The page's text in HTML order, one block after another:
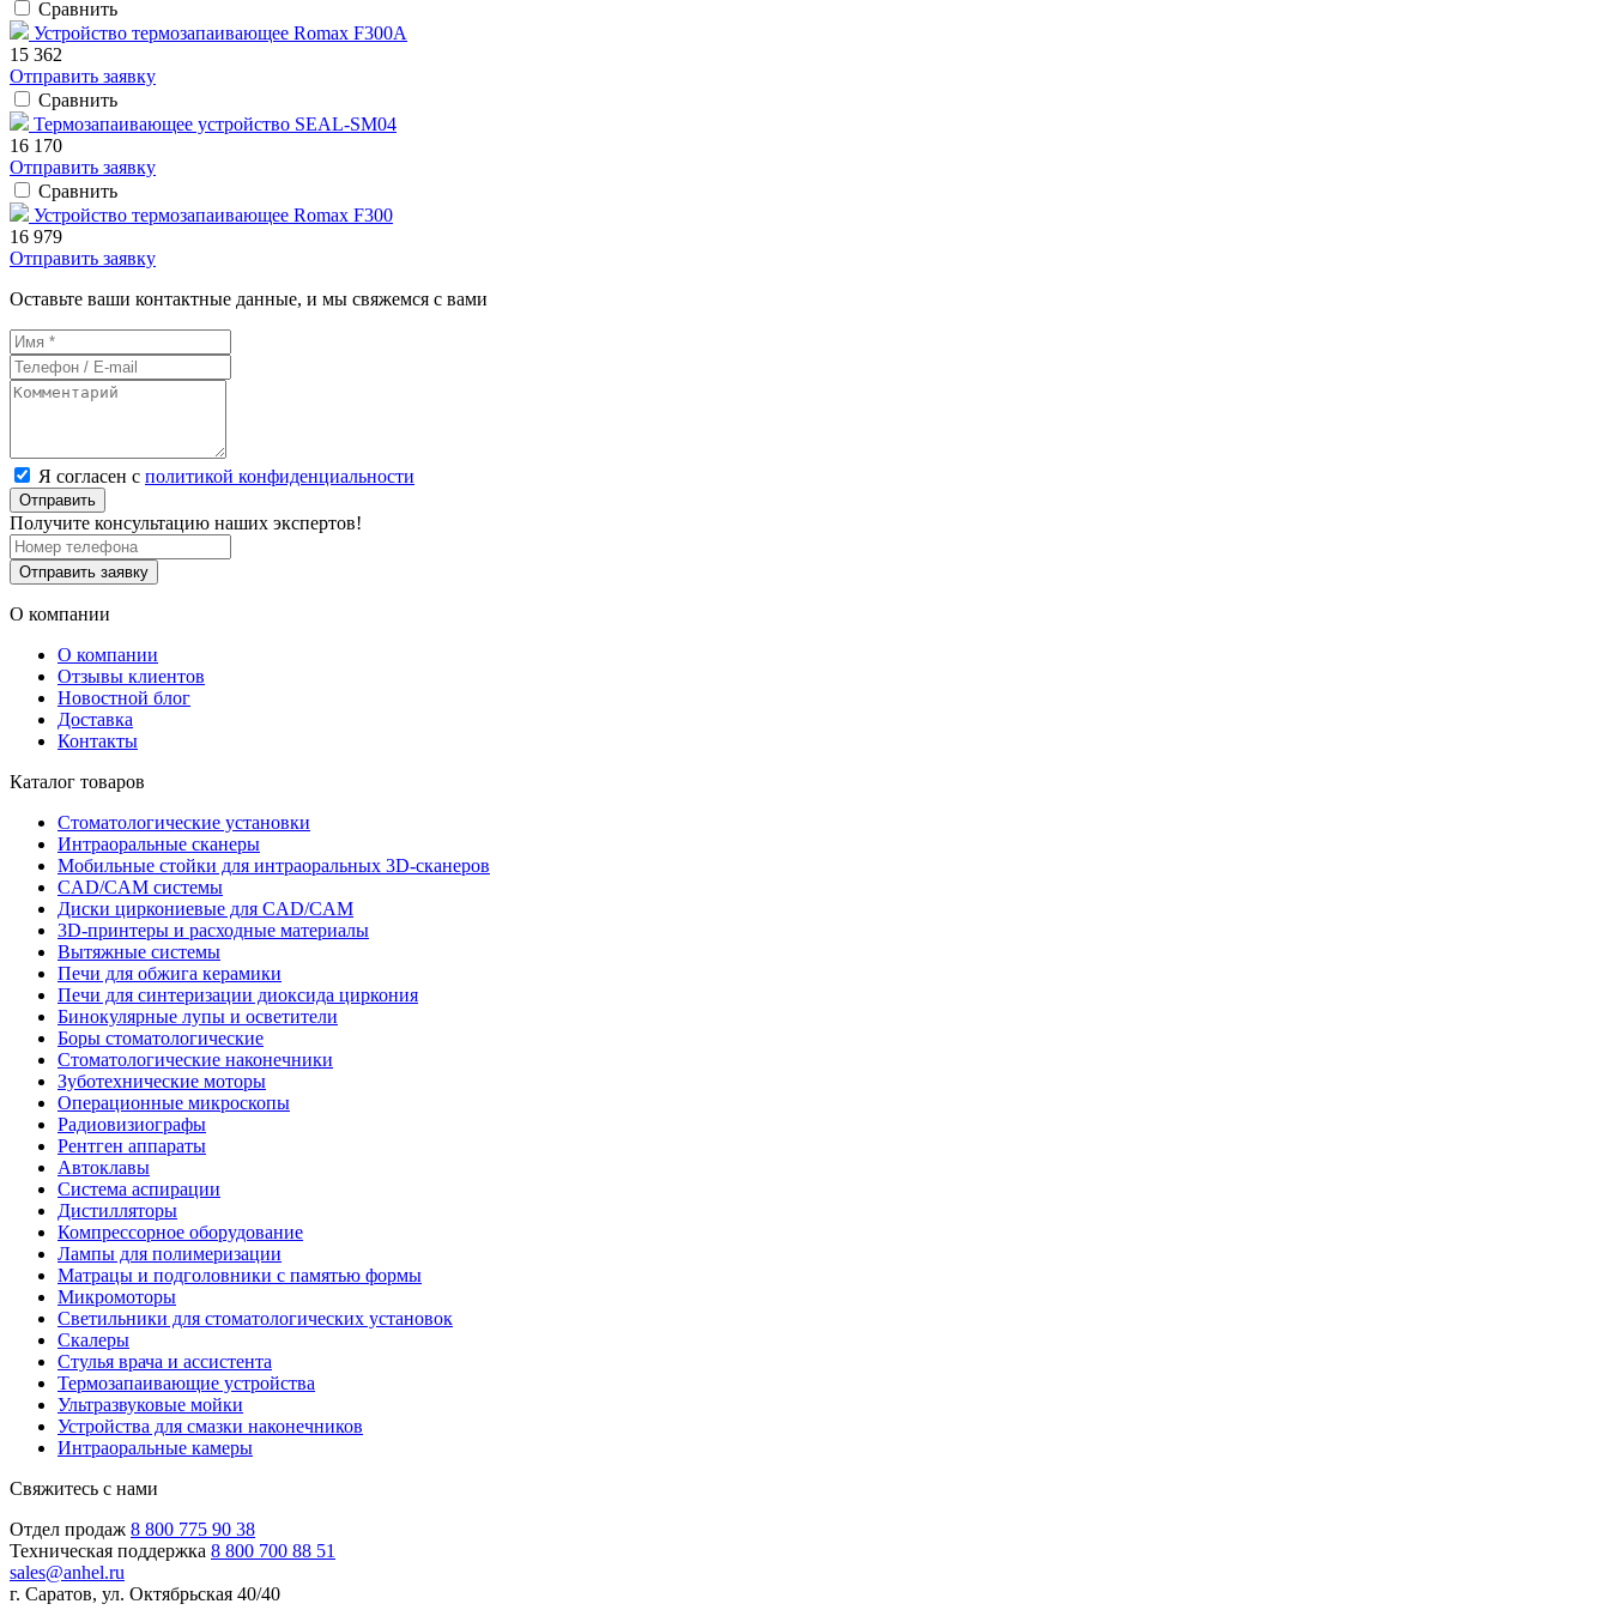
Сравнить
Устройство термозапаивающее Romax F300А
15 362
Отправить заявку
Сравнить
Термозапаивающее устройство SEAL-SM04
16 170
Отправить заявку
Сравнить
Устройство термозапаивающее Romax F300
16 979
Отправить заявку
Оставьте ваши контактные данные, и мы свяжемся с вами
Я согласен с политикой конфиденциальности
Отправить
Получите консультацию наших экспертов!
Отправить заявку
О компании
О компании
Отзывы клиентов
Новостной блог
Доставка
Контакты
Каталог товаров
Стоматологические установки
Интраоральные сканеры
Мобильные стойки для интраоральных 3D-сканеров
CAD/CAM системы
Диски циркониевые для CAD/CAM
3D-принтеры и расходные материалы
Вытяжные системы
Печи для обжига керамики
Печи для синтеризации диоксида циркония
Бинокулярные лупы и осветители
Боры стоматологические
Стоматологические наконечники
Зуботехнические моторы
Операционные микроскопы
Радиовизиографы
Рентген аппараты
Автоклавы
Система аспирации
Дистилляторы
Компрессорное оборудование
Лампы для полимеризации
Матрацы и подголовники с памятью формы
Микромоторы
Светильники для стоматологических установок
Скалеры
Стулья врача и ассистента
Термозапаивающие устройства
Ультразвуковые мойки
Устройства для смазки наконечников
Интраоральные камеры
Свяжитесь с нами
Отдел продаж 8 800 775 90 38
Техническая поддержка 8 800 700 88 51
sales@anhel.ru
г. Саратов, ул. Октябрьская 40/40